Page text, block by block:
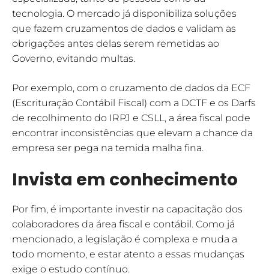
tecnologia. O mercado já disponibiliza soluções
que fazem cruzamentos de dados e validam as
obrigações antes delas serem remetidas ao
Governo, evitando multas.
Por exemplo, com o cruzamento de dados da ECF
(Escrituração Contábil Fiscal) com a DCTF e os Darfs
de recolhimento do IRPJ e CSLL, a área fiscal pode
encontrar inconsistências que elevam a chance da
empresa ser pega na temida malha fina.
Invista em conhecimento
Por fim, é importante investir na capacitação dos
colaboradores da área fiscal e contábil. Como já
mencionado, a legislação é complexa e muda a
todo momento, e estar atento a essas mudanças
exige o estudo contínuo.